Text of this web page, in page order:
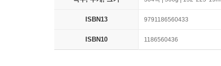
ISBN13 9791186560433
ISBN10 1186560436